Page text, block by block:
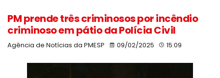
PM prende três criminosos por incêndio
criminoso em pátio da Polícia Civil
Agência de Notícias da PMESP 09/02/2025 15:09